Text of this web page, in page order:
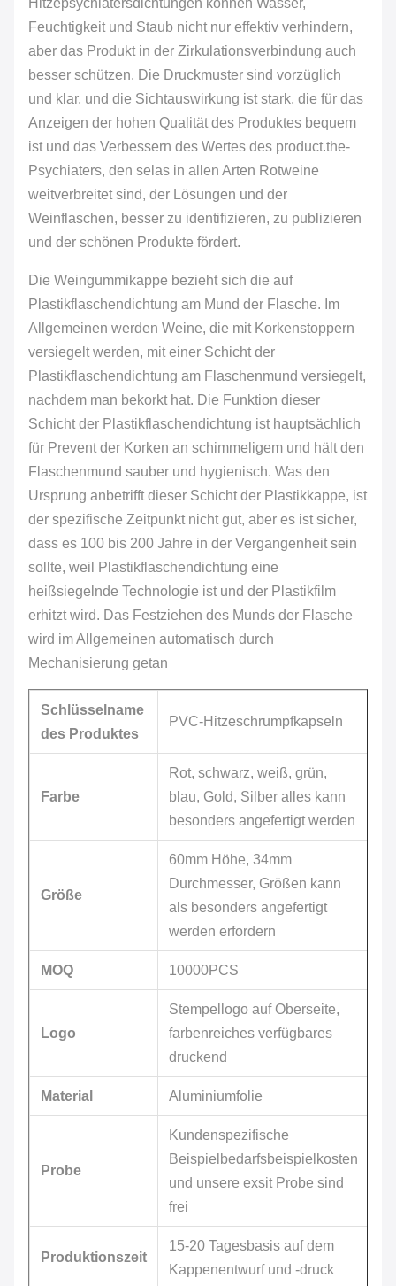
Hitzepsychiatersdichtungen können Wasser,
Feuchtigkeit und Staub nicht nur effektiv verhindern,
aber das Produkt in der Zirkulationsverbindung auch
besser schützen. Die Druckmuster sind vorzüglich
und klar, und die Sichtauswirkung ist stark, die für das
Anzeigen der hohen Qualität des Produktes bequem
ist und das Verbessern des Wertes des product.the-
Psychiaters, den selas in allen Arten Rotweine
weitverbreitet sind, der Lösungen und der
Weinflaschen, besser zu identifizieren, zu publizieren
und der schönen Produkte fördert.
Die Weingummikappe bezieht sich die auf
Plastikflaschendichtung am Mund der Flasche. Im
Allgemeinen werden Weine, die mit Korkenstoppern
versiegelt werden, mit einer Schicht der
Plastikflaschendichtung am Flaschenmund versiegelt,
nachdem man bekorkt hat. Die Funktion dieser
Schicht der Plastikflaschendichtung ist hauptsächlich
für Prevent der Korken an schimmeligem und hält den
Flaschenmund sauber und hygienisch. Was den
Ursprung anbetrifft dieser Schicht der Plastikkappe, ist
der spezifische Zeitpunkt nicht gut, aber es ist sicher,
dass es 100 bis 200 Jahre in der Vergangenheit sein
sollte, weil Plastikflaschendichtung eine
heißsiegelnde Technologie ist und der Plastikfilm
erhitzt wird. Das Festziehen des Munds der Flasche
wird im Allgemeinen automatisch durch
Mechanisierung getan
Schlüsselname
des Produktes
PVC-Hitzeschrumpfkapseln
Farbe
Rot, schwarz, weiß, grün,
blau, Gold, Silber alles kann
besonders angefertigt werden
Größe
60mm Höhe, 34mm
Durchmesser, Größen kann
als besonders angefertigt
werden erfordern
MOQ 10000PCS
Logo
Stempellogo auf Oberseite,
farbenreiches verfügbares
druckend
Material Aluminiumfolie
Probe
Kundenspezifische
Beispielbedarfsbeispielkosten
und unsere exsit Probe sind
frei
Produktionszeit
15-20 Tagesbasis auf dem
Kappenentwurf und -druck